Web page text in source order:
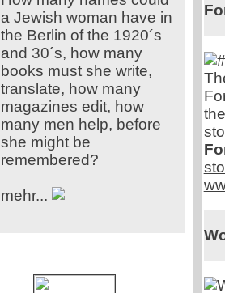
a Jewish woman have in
the Berlin of the 1920´s
and 30´s, how many
books must she write,
translate, how many
magazines edit, how
many men help, before
she might be
remembered?
mehr...